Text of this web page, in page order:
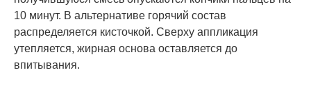
10 минут. В альтернативе горячий состав
распределяется кисточкой. Сверху аппликация
утепляется, жирная основа оставляется до
впитывания.